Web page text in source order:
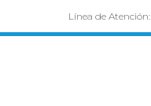
Línea de Atención: